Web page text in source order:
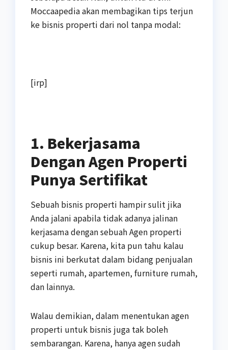
Moccaapedia akan membagikan tips terjun
ke bisnis properti dari nol tanpa modal:
[irp]
1. Bekerjasama
Dengan Agen Properti
Punya Sertifikat
Sebuah bisnis properti hampir sulit jika
Anda jalani apabila tidak adanya jalinan
kerjasama dengan sebuah Agen properti
cukup besar. Karena, kita pun tahu kalau
bisnis ini berkutat dalam bidang penjualan
seperti rumah, apartemen, furniture rumah,
dan lainnya.
Walau demikian, dalam menentukan agen
properti untuk bisnis juga tak boleh
sembarangan. Karena, hanya agen sudah